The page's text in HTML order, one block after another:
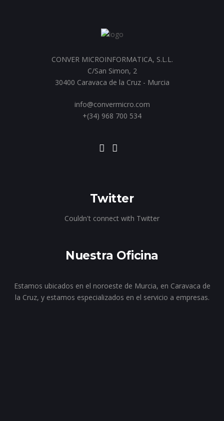
CONVER MICROINFORMATICA, S.L.L.
C/San Simon, 2
30400 Caravaca de la Cruz - Murcia
info@convermicro.com
+(34) 968 700 534
Twitter
Couldn't connect with Twitter
Nuestra Oficina
Estamos ubicados en el noroeste de Murcia, en Caravaca de
la Cruz, y estamos especializados en el servicio a empresas.